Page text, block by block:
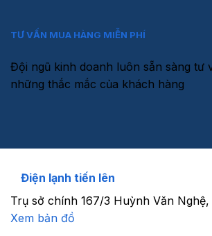
TƯ VẤN MUA HÀNG MIỄN PHÍ
Đội ngũ kinh doanh luôn sẵn sàng tư
những thắc mắc của khách hàng
Điện lạnh tiến lên
Trụ sở chính 167/3 Huỳnh Văn Nghệ,
Xem bản đồ